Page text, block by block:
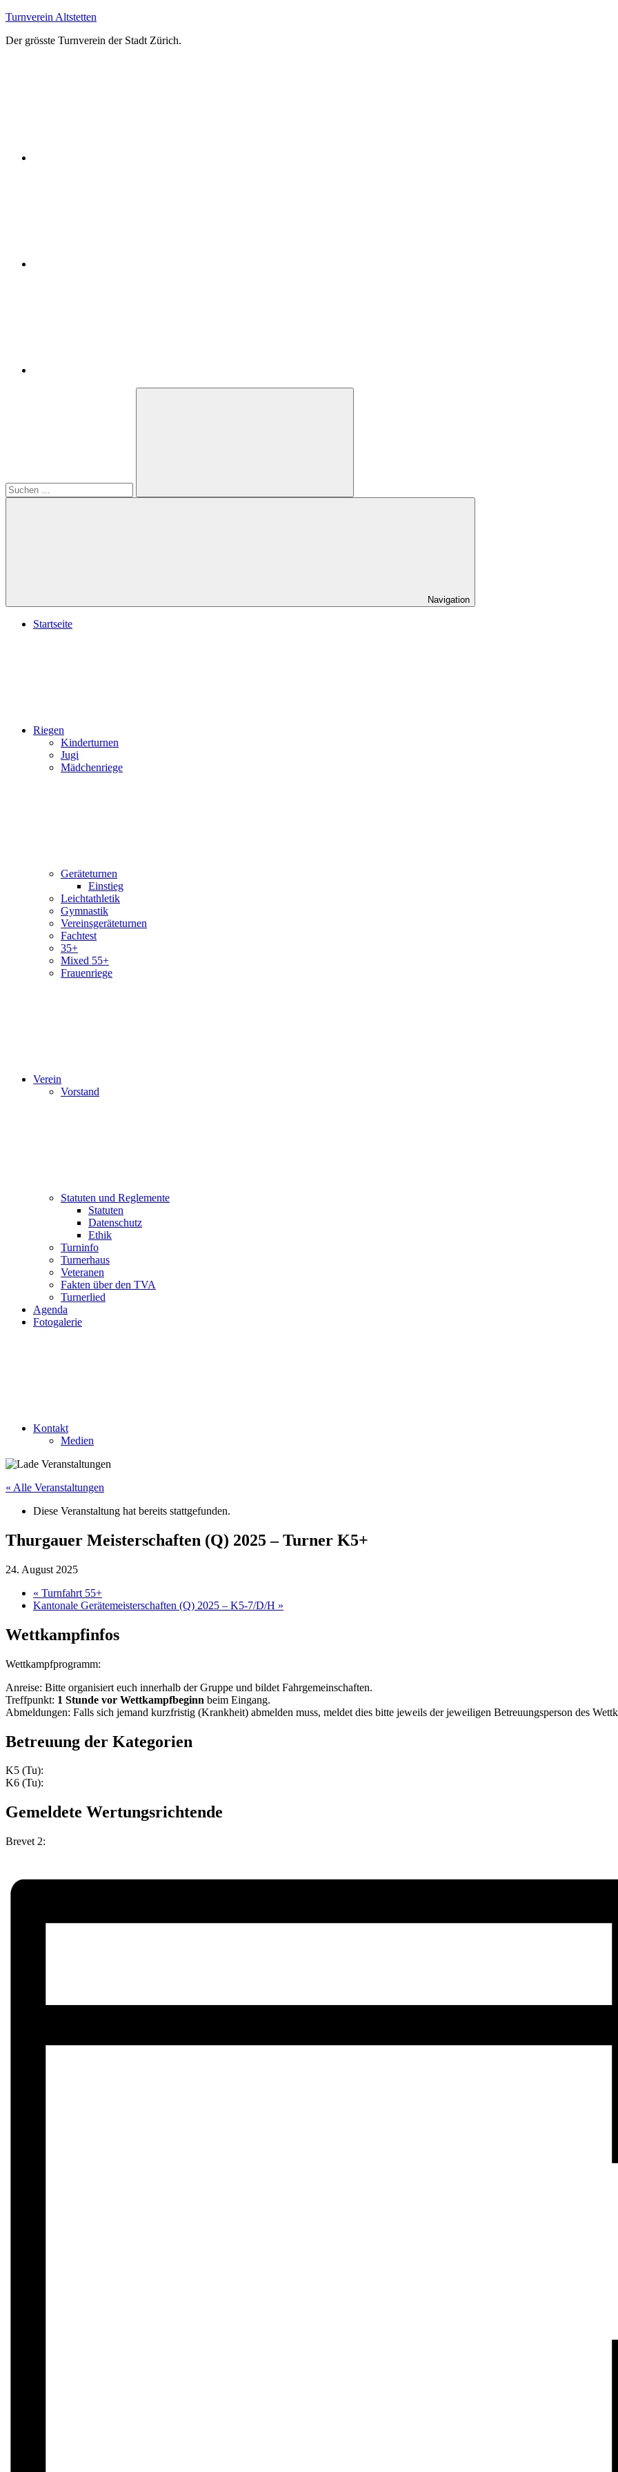
Zum
springen
Turnverein Altstetten
Der grösste Turnverein der Stadt Zürich.
Suchen
Navigation
Startseite
Riegen
Kinderturnen
Jugi
Mädchenriege
Geräteturnen
Einstieg
Leichtathletik
Gymnastik
Vereinsgeräteturnen
Fachtest
35+
Mixed 55+
Frauenriege
Verein
Vorstand
Statuten und Reglemente
Statuten
Datenschutz
Ethik
Turninfo
Turnerhaus
Veteranen
Fakten über den TVA
Turnerlied
Agenda
Fotogalerie
Kontakt
Medien
« Alle Veranstaltungen
Diese Veranstaltung hat bereits stattgefunden.
Thurgauer Meisterschaften (Q) 2025 – Turner K5+
24. August 2025
« Turnfahrt 55+
Kantonale Gerätemeisterschaften (Q) 2025 – K5-7/D/H »
Wettkampfinfos
Wettkampfprogramm:
Anreise: Bitte organisiert euch innerhalb der Gruppe und bildet Fahrgemeinschaften.
Treffpunkt: 1 Stunde vor Wettkampfbeginn beim Eingang.
Abmeldungen: Falls sich jemand kurzfristig (Krankheit) abmelden muss, meldet dies bitte jeweils der jeweiligen Betreuungsperson des
Betreuung der Kategorien
K5 (Tu):
K6 (Tu):
Gemeldete Wertungsrichtende
Brevet 2: